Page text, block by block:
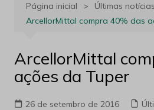
Página inicial
Últimas notícias
ArcellorMittal compra 40% das
ArcellorMittal
ações da Tuper
26 de setembro de 2016